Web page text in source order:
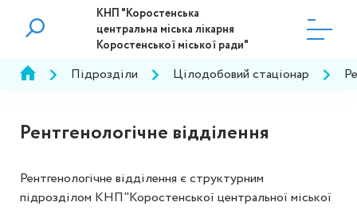
КНП "Коростенська
центральна міська лікарня
Коростенської міської ради"
Підрозділи Цілодобовий стаціонар
Рентгенологічне відділення
Рентгенологічне відділення є структурним
підрозділом КНП"Коростенської центральної міської